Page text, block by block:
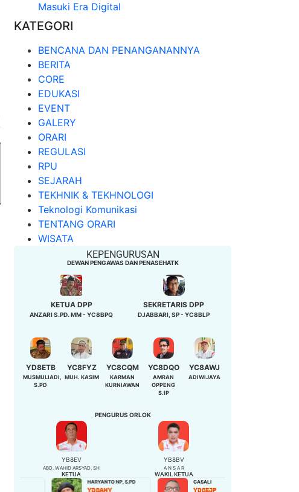
Masuki Era Digital
KATEGORI
BENCANA DAN PENANGANANNYA
BERITA
CORE
EDUKASI
EVENT
GALERY
ORARI
REGULASI
RPU
SEJARAH
TEKHNIK & TEKHNOLOGI
Teknologi Komunikasi
TENTANG ORARI
WISATA
KEPENGURUSAN
DEWAN PENGAWAS DAN PENASEHATK
KETUA DPP
ANZARI S.PD. MM - YC8BPQ
SEKRETARIS DPP
DJABBARI, SP - YC8BLP
YD8ETB
MUSMULIADI,
S.PD
YC8FYZ
MUH. KASIM
YC8CQM
KARMAN
KURNIAWAN
YC8DQO
AMRAN
OPPENG
S.IP
YC8AWJ
ADIWIJAYA
PENGURUS ORLOK
YB8EV
ABD. WAHID ARSYAD, SH
KETUA
YB8BV
A N S A R
WAKIL KETUA
HARYANTO NP, S.PD
YD8AHY
GASALI
YD8EJP